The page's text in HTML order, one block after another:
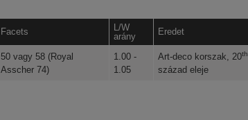
Facets
L/W
arány
Eredet
50 vagy 58 (Royal
Asscher 74)
1.00 -
1.05
Art-deco korszak, 20th
század eleje